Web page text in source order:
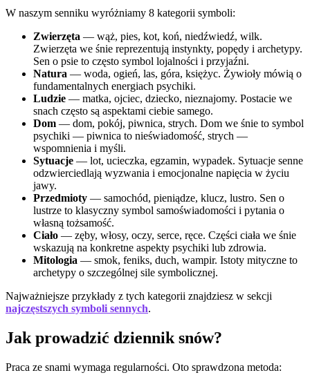
W naszym senniku wyróżniamy 8 kategorii symboli:
Zwierzęta — wąż, pies, kot, koń, niedźwiedź, wilk.
Zwierzęta we śnie reprezentują instynkty, popędy i archetypy.
Sen o psie to często symbol lojalności i przyjaźni.
Natura — woda, ogień, las, góra, księżyc. Żywioły mówią o
fundamentalnych energiach psychiki.
Ludzie — matka, ojciec, dziecko, nieznajomy. Postacie we
snach często są aspektami ciebie samego.
Dom — dom, pokój, piwnica, strych. Dom we śnie to symbol
psychiki — piwnica to nieświadomość, strych —
wspomnienia i myśli.
Sytuacje — lot, ucieczka, egzamin, wypadek. Sytuacje senne
odzwierciedlają wyzwania i emocjonalne napięcia w życiu
jawy.
Przedmioty — samochód, pieniądze, klucz, lustro. Sen o
lustrze to klasyczny symbol samoświadomości i pytania o
własną tożsamość.
Ciało — zęby, włosy, oczy, serce, ręce. Części ciała we śnie
wskazują na konkretne aspekty psychiki lub zdrowia.
Mitologia — smok, feniks, duch, wampir. Istoty mityczne to
archetypy o szczególnej sile symbolicznej.
Najważniejsze przykłady z tych kategorii znajdziesz w sekcji
najczęstszych symboli sennych.
Jak prowadzić dziennik snów?
Praca ze snami wymaga regularności. Oto sprawdzona metoda: